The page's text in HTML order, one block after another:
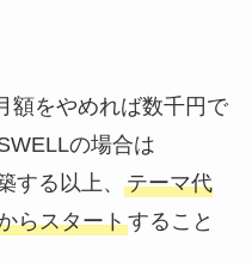
額をやめれば数千円で
の場合は
する以上、 テーマ代
らスタートすること